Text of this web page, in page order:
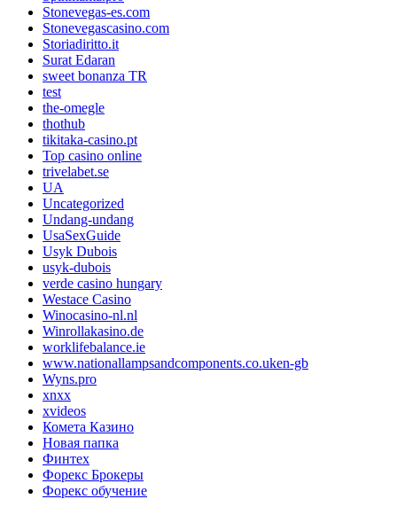
Stonevegas-es.com
Stonevegascasino.com
Storiadiritto.it
Surat Edaran
sweet bonanza TR
test
the-omegle
thothub
tikitaka-casino.pt
Top casino online
trivelabet.se
UA
Uncategorized
Undang-undang
UsaSexGuide
Usyk Dubois
usyk-dubois
verde casino hungary
Westace Casino
Winocasino-nl.nl
Winrollakasino.de
worklifebalance.ie
www.nationallampsandcomponents.co.uken-gb
Wyns.pro
xnxx
xvideos
Комета Казино
Новая папка
Финтех
Форекс Брокеры
Форекс обучение